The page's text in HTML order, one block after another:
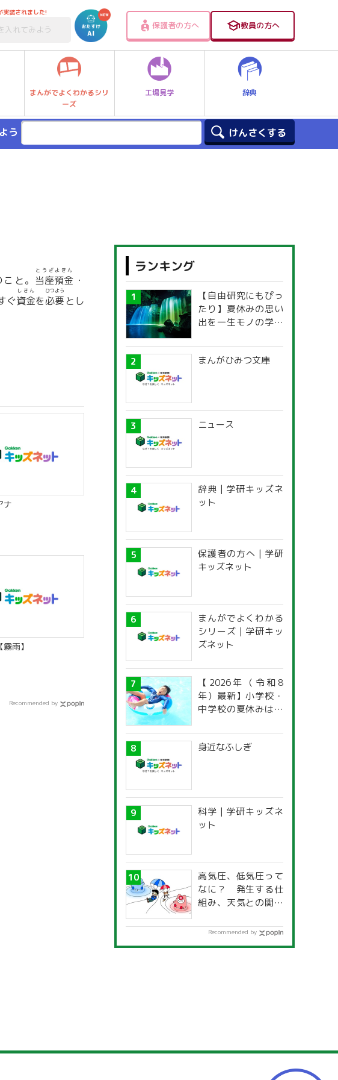
実装されました!
保護者の方へ 教員の方へ
まんがでよくわかるシリ
ーズ
工場見学 辞典
う
と。 当座預金
とうざよきん
・
ぐ資金
しきん
を必要
ひつよう
とし
ナ
雨】
Recommended by
ランキング
【自由研究にもぴっ
たり】夏休みの思い
出を一生モノの学び
探究ガイド
まんがひみつ文庫
ニュース
辞典 | 学研キッズネ
ット
保護者の方へ | 学研
キッズネット
まんがでよくわかる
シリーズ | 学研キッ
ズネット
【2026年（令和8
年）最新】小学校・
中学校の夏休みはい
道府県別「夏季休暇
一覧」
身近なふしぎ
科学 | 学研キッズネ
ット
高気圧、低気圧って
なに？ 発生する仕
組み、天気との関係
Recommended by